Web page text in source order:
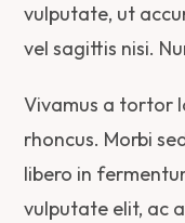
vulputate, ut
vel sagittis nisi.
Vivamus a tortor
rhoncus. Morbi
libero in
vulputate elit, ac